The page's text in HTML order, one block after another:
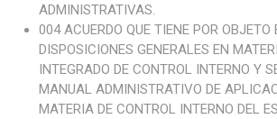
ADMINISTRATIVAS.
004 ACUERDO QUE TIENE POR OBJETO
DISPOSICIONES GENERALES EN
INTEGRADO DE CONTROL INTERNO Y
MANUAL ADMINISTRATIVO DE
MATERIA DE CONTROL INTERNO DEL